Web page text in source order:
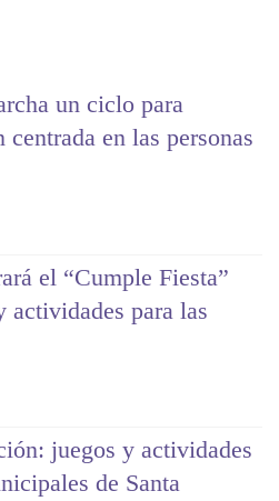
un ciclo para
en las personas
el “Cumple Fiesta”
actividades para las
juegos y actividades
de Santa